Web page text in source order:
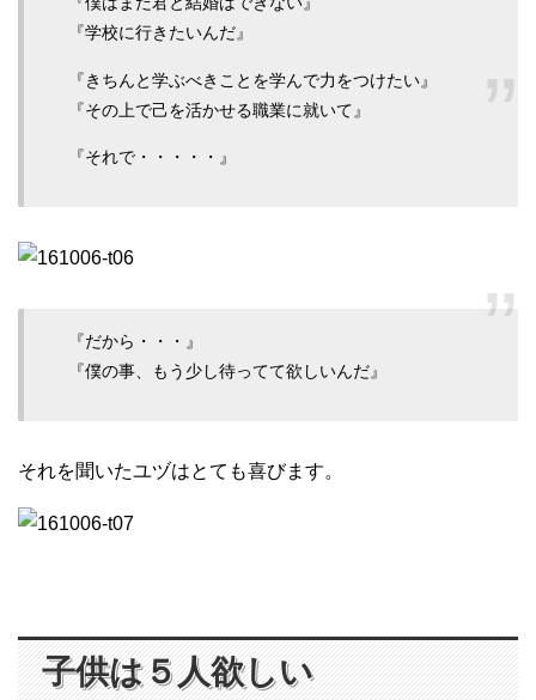
『学校に行きたいんだ』
『きちんと学ぶべきことを学んで力をつけたい』
『その上で己を活かせる職業に就いて』
『それで・・・・・』
『だから・・・』
『僕の事、もう少し待ってて欲しいんだ』
それを聞いたユヅはとても喜びます。
子供は５人欲しい